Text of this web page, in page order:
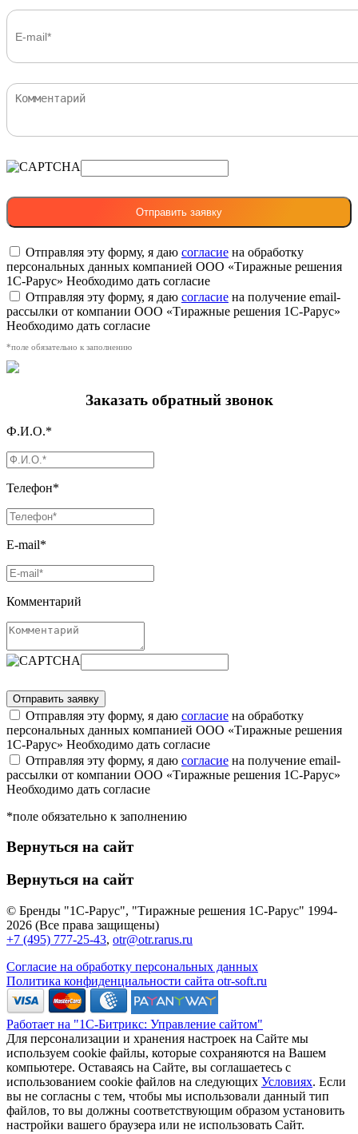
Отправляя эту форму, я даю согласие на обработку
персональных данных компанией ООО «Тиражные решения
1С-Рарус» Необходимо дать согласие
Отправляя эту форму, я даю согласие на получение email-
рассылки от компании ООО «Тиражные решения 1С-Рарус»
Необходимо дать согласие
*поле обязательно к заполнению
Заказать обратный звонок
Ф.И.О.*
Телефон*
E-mail*
Комментарий
Отправляя эту форму, я даю согласие на обработку
персональных данных компанией ООО «Тиражные решения
1С-Рарус» Необходимо дать согласие
Отправляя эту форму, я даю согласие на получение email-
рассылки от компании ООО «Тиражные решения 1С-Рарус»
Необходимо дать согласие
*поле обязательно к заполнению
Вернуться на сайт
Вернуться на сайт
© Бренды "1С-Рарус", "Тиражные решения 1С-Рарус" 1994-
2026 (Все права защищены)
+7 (495) 777-25-43, otr@otr.rarus.ru
Согласие на обработку персональных данных
Политика конфиденциальности сайта otr-soft.ru
Работает на "1С-Битрикс: Управление сайтом"
Для персонализации и хранения настроек на Сайте мы
используем cookie файлы, которые сохраняются на Вашем
компьютере. Оставаясь на Сайте, вы соглашаетесь с
использованием cookie файлов на следующих Условиях. Если
вы не согласны с тем, чтобы мы использовали данный тип
файлов, то вы должны соответствующим образом установить
настройки вашего браузера или не использовать Сайт.